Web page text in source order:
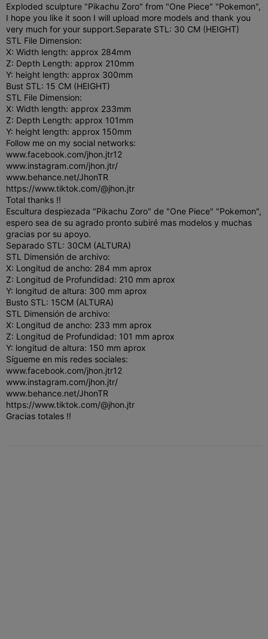
Exploded sculpture "Pikachu Zoro" from "One Piece" "Pokemon",
I hope you like it soon I will upload more models and thank you
very much for your support.Separate STL: 30 CM (HEIGHT)
STL File Dimension:
X: Width length: approx 284mm
Z: Depth Length: approx 210mm
Y: height length: approx 300mm
Bust STL: 15 CM (HEIGHT)
STL File Dimension:
X: Width length: approx 233mm
Z: Depth Length: approx 101mm
Y: height length: approx 150mm
Follow me on my social networks:
www.facebook.com/jhon.jtr12
www.instagram.com/jhon.jtr/
www.behance.net/JhonTR
https://www.tiktok.com/@jhon.jtr
Total thanks !!
Escultura despiezada "Pikachu Zoro" de "One Piece" "Pokemon",
espero sea de su agrado pronto subiré mas modelos y muchas
gracias por su apoyo.
Separado STL: 30CM (ALTURA)
STL Dimensión de archivo:
X: Longitud de ancho: 284 mm aprox
Z: Longitud de Profundidad: 210 mm aprox
Y: longitud de altura: 300 mm aprox
Busto STL: 15CM (ALTURA)
STL Dimensión de archivo:
X: Longitud de ancho: 233 mm aprox
Z: Longitud de Profundidad: 101 mm aprox
Y: longitud de altura: 150 mm aprox
Sígueme en mis redes sociales:
www.facebook.com/jhon.jtr12
www.instagram.com/jhon.jtr/
www.behance.net/JhonTR
https://www.tiktok.com/@jhon.jtr
Gracias totales !!